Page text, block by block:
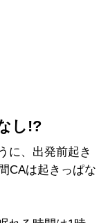
し!?
に、出発前起き
CAは起きっぱな